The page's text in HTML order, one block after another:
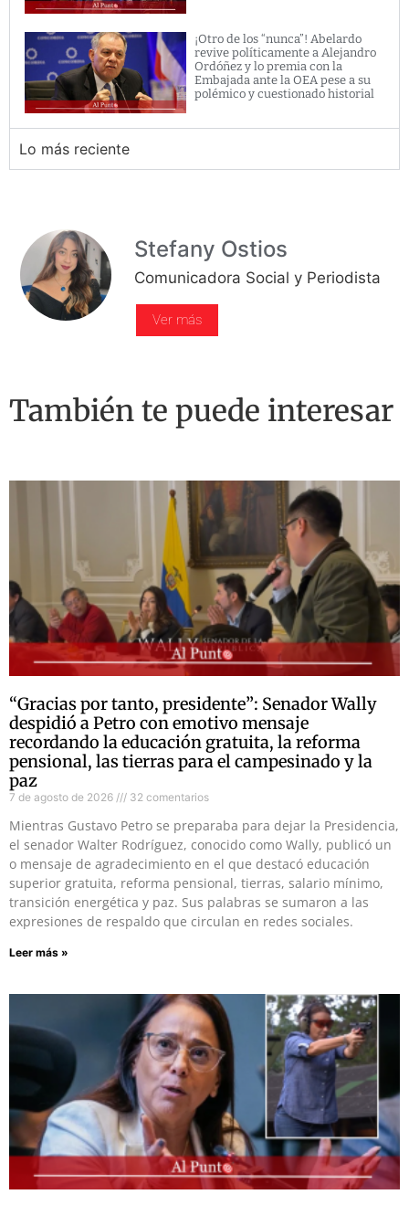
¡Otro de los “nunca”! Abelardo
revive políticamente a Alejandro
Ordóñez y lo premia con la
Embajada ante la OEA pese a su
polémico y cuestionado historial
Lo más reciente
Stefany Ostios
Comunicadora Social y Periodista
Ver más
También te puede interesar
“Gracias por tanto, presidente”: Senador Wally
despidió a Petro con emotivo mensaje
recordando la educación gratuita, la reforma
pensional, las tierras para el campesinado y la
paz
7 de agosto de 2026 32 comentarios
Mientras Gustavo Petro se preparaba para dejar la Presidencia,
el senador Walter Rodríguez, conocido como Wally, publicó un
o mensaje de agradecimiento en el que destacó educación
superior gratuita, reforma pensional, tierras, salario mínimo,
transición energética y paz. Sus palabras se sumaron a las
expresiones de respaldo que circulan en redes sociales.
Leer más »